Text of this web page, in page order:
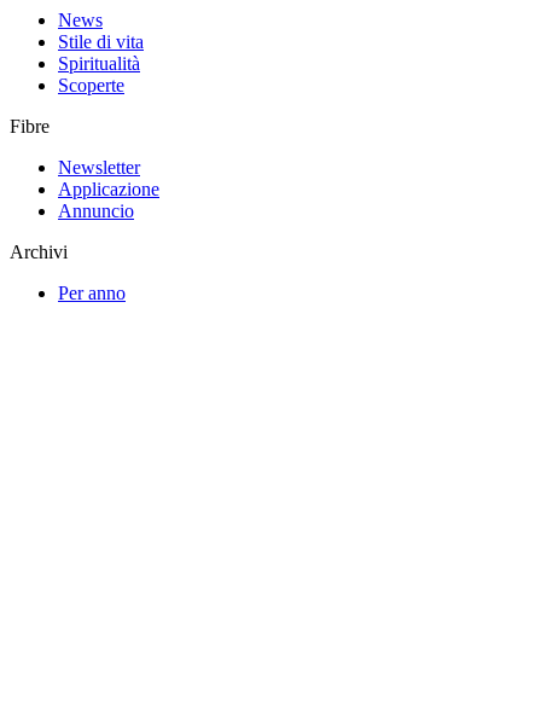
News
Stile di vita
Spiritualità
Scoperte
Fibre
Newsletter
Applicazione
Annuncio
Archivi
Per anno